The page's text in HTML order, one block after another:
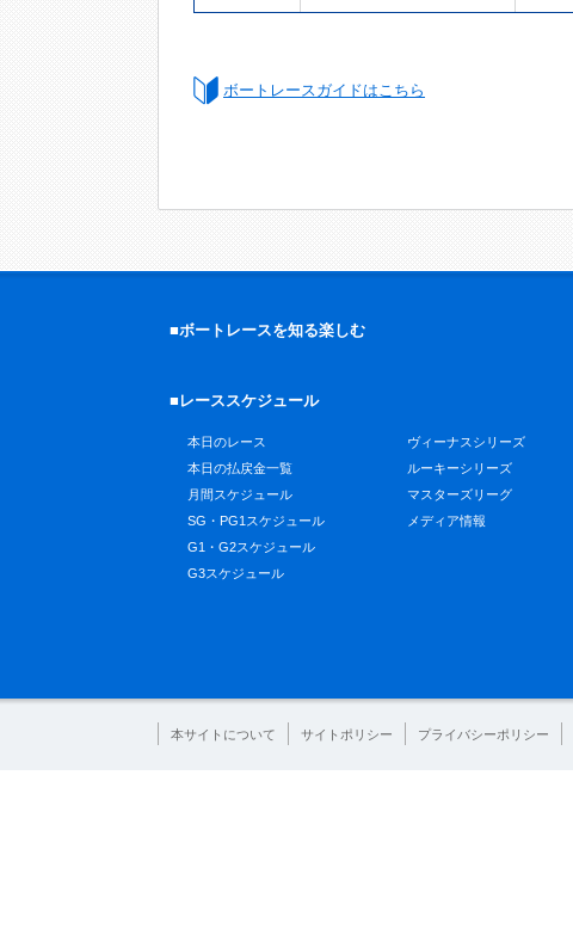
ボートレースガイドはこちら
■ボートレースを知る楽しむ
■レーススケジュール
本日のレース
本日の払戻金一覧
月間スケジュール
SG・PG1スケジュール
G1・G2スケジュール
G3スケジュール
ヴィーナスシリーズ
ルーキーシリーズ
マスターズリーグ
メディア情報
本サイトについて サイトポリシー プライバシーポリシー